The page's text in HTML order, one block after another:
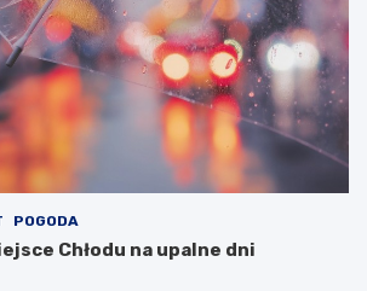
POGODA
Chłodu na upalne dni